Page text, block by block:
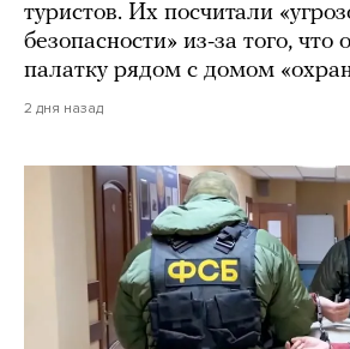
туристов. Их посчитали
безопасности» из-за того, что
палатку рядом с домом
2 дня назад